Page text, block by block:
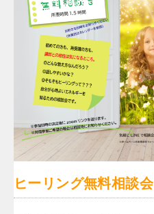
ヒーリング無料相談会